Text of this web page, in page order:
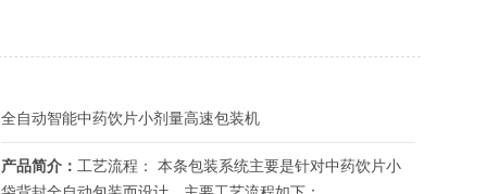
全自动智能中药饮片小剂量高速包装机
产品简介： 工艺流程： 本条包装系统主要是针对中药饮片小